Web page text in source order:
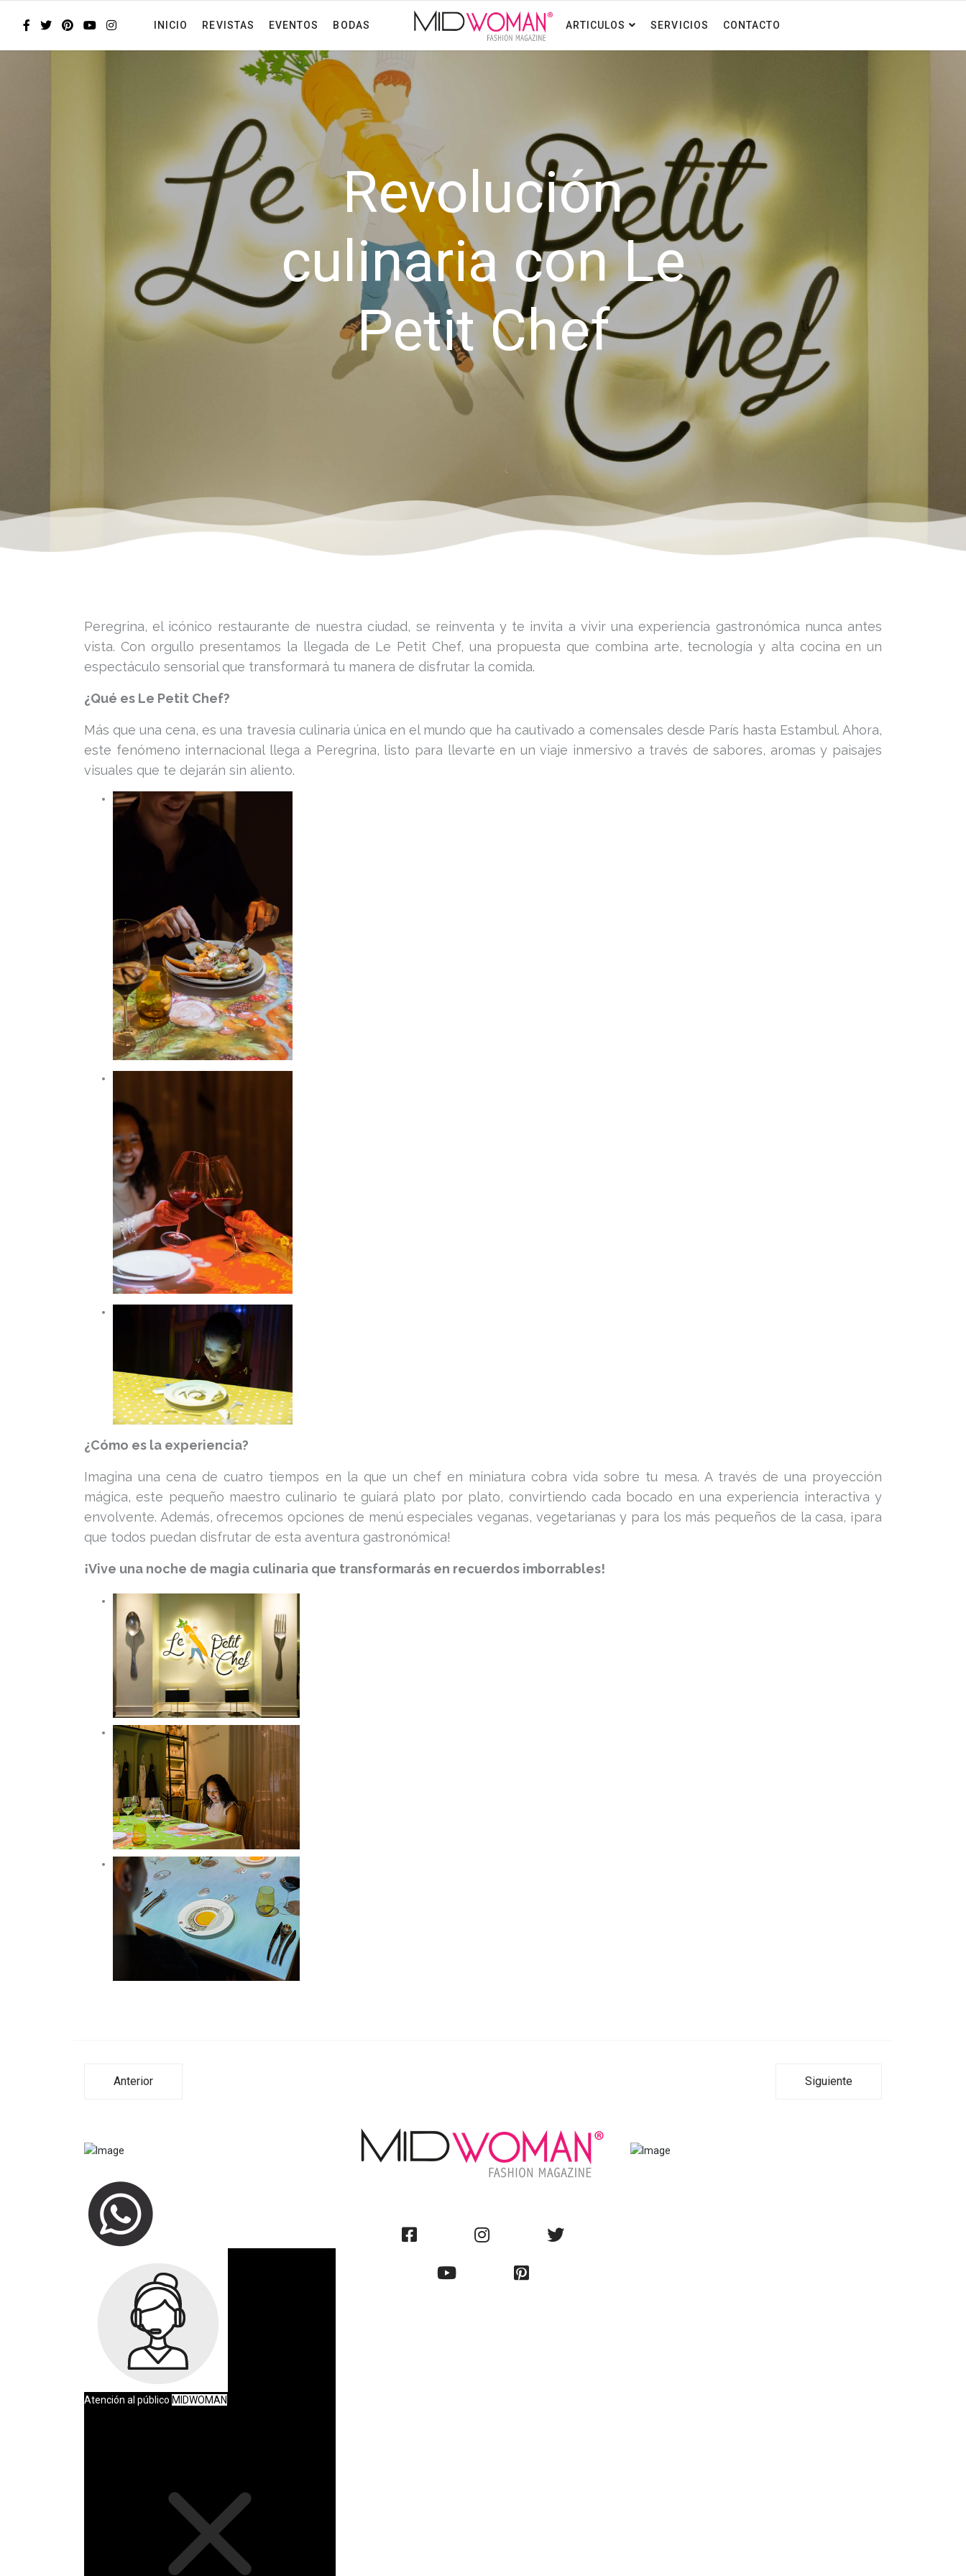
INICIO REVISTAS EVENTOS BODAS ARTICULOS SERVICIOS CONTACTO
Revolución
culinaria con Le
Petit Chef
Peregrina, el icónico restaurante de nuestra ciudad, se reinventa y te invita a vivir una experiencia gastronómica nunca antes
vista. Con orgullo presentamos la llegada de Le Petit Chef, una propuesta que combina arte, tecnología y alta cocina en un
espectáculo sensorial que transformará tu manera de disfrutar la comida.
¿Qué es Le Petit Chef?
Más que una cena, es una travesía culinaria única en el mundo que ha cautivado a comensales desde París hasta Estambul. Ahora,
este fenómeno internacional llega a Peregrina, listo para llevarte en un viaje inmersivo a través de sabores, aromas y paisajes
visuales que te dejarán sin aliento.
¿Cómo es la experiencia?
Imagina una cena de cuatro tiempos en la que un chef en miniatura cobra vida sobre tu mesa. A través de una proyección
mágica, este pequeño maestro culinario te guiará plato por plato, convirtiendo cada bocado en una experiencia interactiva y
envolvente. Además, ofrecemos opciones de menú especiales veganas, vegetarianas y para los más pequeños de la casa, ¡para
que todos puedan disfrutar de esta aventura gastronómica!
¡Vive una noche de magia culinaria que transformarás en recuerdos imborrables!
Anterior Siguiente
Atención al público MIDWOMAN